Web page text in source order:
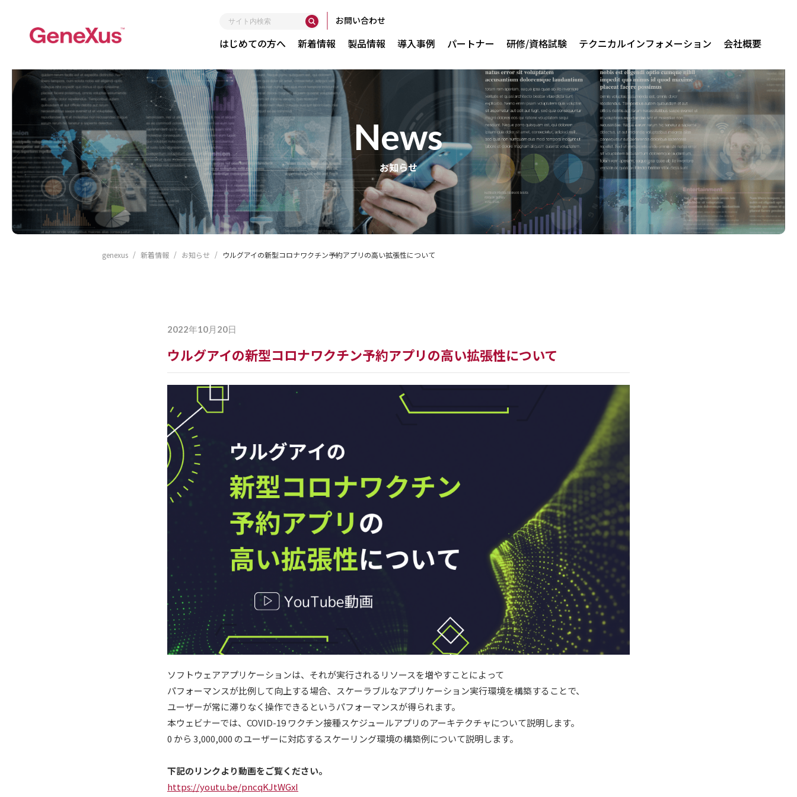
はじめての方へ 新着情報 製品情報
レガシー化しない
短期間で実現
関連製品
Globant Enterprise AI
GXserver
GXtest v4
WorkWithPlus for Audit
導入事例 パートナー 研修/資格試験 テクニカルインフォメーション 会社概要
イ
内
検
索
お問い合わせ
news
お知らせ
genexus 新着情報 お知らせ ウルグアイの新型コロナワクチン予約アプリの高い拡張性について
2022年10月20日
ウルグアイの新型コロナワクチン予約アプリの高い拡張性について
ソフトウェアアプリケーションは、それが実行されるリソースを増やすことによって
パフォーマンスが比例して向上する場合、スケーラブルなアプリケーション実行環境を構築することで、
ユーザーが常に滞りなく操作できるというパフォーマンスが得られます。
本ウェビナーでは、COVID-19 ワクチン接種スケジュールアプリのアーキテクチャについて説明します。
0 から 3,000,000 のユーザーに対応するスケーリング環境の構築例について説明します。
下記のリンクより動画をご覧ください。
https://youtu.be/pncqKJtWGxI